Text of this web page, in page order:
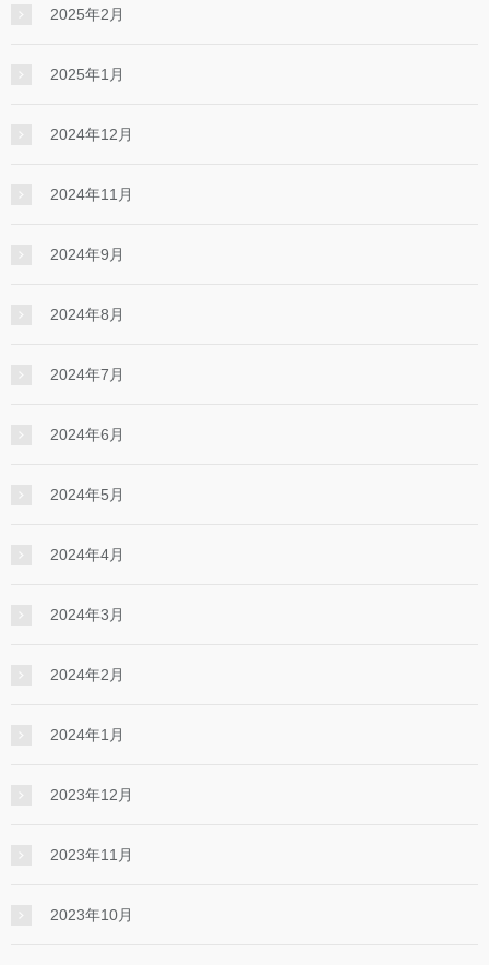
2025年2月
2025年1月
2024年12月
2024年11月
2024年9月
2024年8月
2024年7月
2024年6月
2024年5月
2024年4月
2024年3月
2024年2月
2024年1月
2023年12月
2023年11月
2023年10月